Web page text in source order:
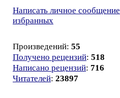
Написать личное сообщение
избранных
Произведений: 55
Получено рецензий: 518
Написано рецензий: 716
Читателей: 23897